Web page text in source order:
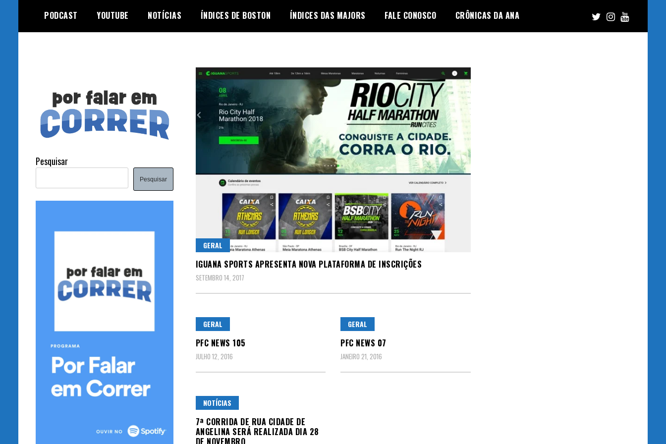
content
PODCAST YOUTUBE NOTÍCIAS ÍNDICES DE BOSTON ÍNDICES DAS MAJORS FALE CONOSCO CRÔNICAS DA ANA
GERAL
IGUANA SPORTS APRESENTA NOVA PLATAFORMA DE INSCRIÇÕES
SETEMBRO 14, 2017
GERAL
PFC NEWS 105
JULHO 12, 2016
GERAL
PFC NEWS 07
JANEIRO 21, 2016
NOTÍCIAS
7ª CORRIDA DE RUA CIDADE DE
ANGELINA SERÁ REALIZADA DIA 28
DE NOVEMBRO
Pesquisar
Pesquisar